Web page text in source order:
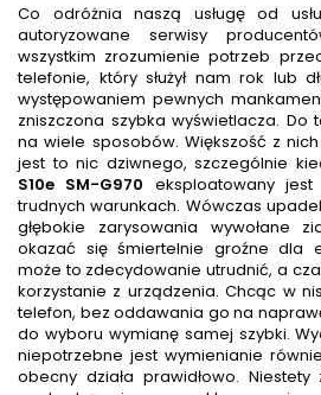
Co odróżnia naszą usługę od
autoryzowane serwisy
wszystkim zrozumienie potrzeb
telefonie, który służył nam rok lub
występowaniem pewnych
zniszczona szybka wyświetlacza. Do
na wiele sposobów. Większość z
jest to nic dziwnego, szczególnie
S10e SM-G970 eksploatowany
trudnych warunkach. Wówczas
głębokie zarysowania wywołane
okazać się śmiertelnie groźne dla
może to zdecydowanie utrudnić, a
korzystanie z urządzenia. Chcąc w
telefon, bez oddawania go na
do wyboru wymianę samej szybki.
niepotrzebne jest wymienianie
obecny działa prawidłowo.